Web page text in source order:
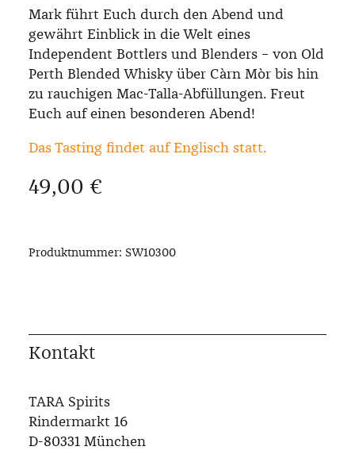
Mark führt Euch durch den Abend und
gewährt Einblick in die Welt eines
Independent Bottlers und Blenders – von Old
Perth Blended Whisky über Càrn Mòr bis hin
zu rauchigen Mac-Talla-Abfüllungen. Freut
Euch auf einen besonderen Abend!
Das Tasting findet auf Englisch statt.
Regulärer Preis:
49,00 €
Produktnummer: SW10300
Kontakt
TARA Spirits
Rindermarkt 16
D-80331 München